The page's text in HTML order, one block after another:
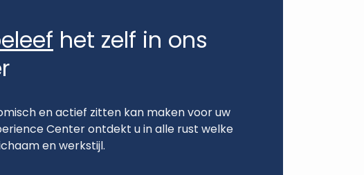
het zelf in ons
en actief zitten kan maken voor uw
Center ontdekt u in alle rust welke
en werkstijl.